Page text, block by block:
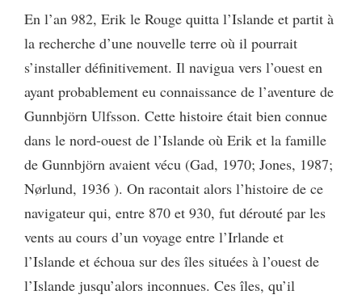
En l’an 982, Erik le Rouge quitta l’Islande et partit à
la recherche d’une nouvelle terre où il pourrait
s’installer définitivement. Il navigua vers l’ouest en
ayant probablement eu connaissance de l’aventure de
Gunnbjörn Ulfsson. Cette histoire était bien connue
dans le nord-ouest de l’Islande où Erik et la famille
de Gunnbjörn avaient vécu (Gad, 1970; Jones, 1987;
Nørlund, 1936 ). On racontait alors l’histoire de ce
navigateur qui, entre 870 et 930, fut dérouté par les
vents au cours d’un voyage entre l’Irlande et
l’Islande et échoua sur des îles situées à l’ouest de
l’Islande jusqu’alors inconnues. Ces îles, qu’il